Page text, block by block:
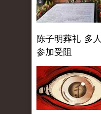
陈子明葬礼 多人
参加受阻